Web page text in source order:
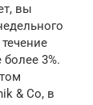
вы
3%.
& Co, в